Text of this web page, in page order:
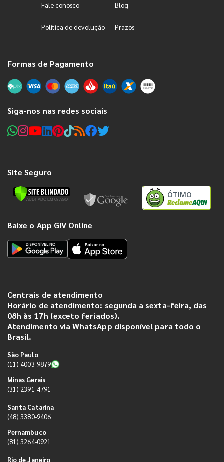
Fale conosco Blog
Política de devolução Prazos
Formas de Pagamento
Siga-nos nas redes sociais
Site Seguro
ÓTIMO
Baixe o App GIV Online
Centrais de atendimento
Horário de atendimento: segunda a sexta-feira, das
08h às 17h (exceto feriados).
Atendimento via WhatsApp disponível para todo o
Brasil.
São Paulo
(11) 4003-9879
Minas Gerais
(31) 2391-4791
Santa Catarina
(48) 3380-9406
Pernambuco
(81) 3264-0921
Rio de Janeiro